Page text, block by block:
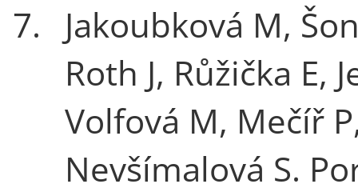
7.
Jakoubková M,
Roth J, Růžička E,
Volfová M, Mečíř
Nevšímalová S.